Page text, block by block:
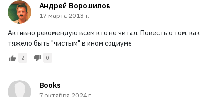
Андрей Ворошилов
17 марта 2013 г.
Активно рекомендую всем кто не читал. Повесть о том, как
тяжело быть "чистым" в ином социуме
2 0
Books
7 октября 2024 г.